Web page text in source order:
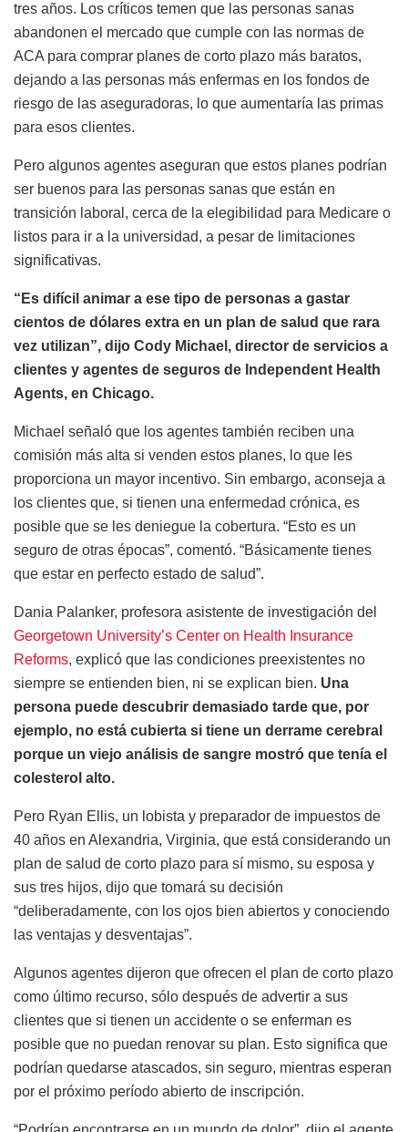
tres años. Los críticos temen que las personas sanas
abandonen el mercado que cumple con las normas de
ACA para comprar planes de corto plazo más baratos,
dejando a las personas más enfermas en los fondos de
riesgo de las aseguradoras, lo que aumentaría las primas
para esos clientes.
Pero algunos agentes aseguran que estos planes podrían
ser buenos para las personas sanas que están en
transición laboral, cerca de la elegibilidad para Medicare o
listos para ir a la universidad, a pesar de limitaciones
significativas.
“Es difícil animar a ese tipo de personas a gastar
cientos de dólares extra en un plan de salud que rara
vez utilizan”, dijo Cody Michael, director de servicios a
clientes y agentes de seguros de Independent Health
Agents, en Chicago.
Michael señaló que los agentes también reciben una
comisión más alta si venden estos planes, lo que les
proporciona un mayor incentivo. Sin embargo, aconseja a
los clientes que, si tienen una enfermedad crónica, es
posible que se les deniegue la cobertura. “Esto es un
seguro de otras épocas”, comentó. “Básicamente tienes
que estar en perfecto estado de salud”.
Dania Palanker, profesora asistente de investigación del
Georgetown University’s Center on Health Insurance
Reforms, explicó que las condiciones preexistentes no
siempre se entienden bien, ni se explican bien. Una
persona puede descubrir demasiado tarde que, por
ejemplo, no está cubierta si tiene un derrame cerebral
porque un viejo análisis de sangre mostró que tenía el
colesterol alto.
Pero Ryan Ellis, un lobista y preparador de impuestos de
40 años en Alexandria, Virginia, que está considerando un
plan de salud de corto plazo para sí mismo, su esposa y
sus tres hijos, dijo que tomará su decisión
“deliberadamente, con los ojos bien abiertos y conociendo
las ventajas y desventajas”.
Algunos agentes dijeron que ofrecen el plan de corto plazo
como último recurso, sólo después de advertir a sus
clientes que si tienen un accidente o se enferman es
posible que no puedan renovar su plan. Esto significa que
podrían quedarse atascados, sin seguro, mientras esperan
por el próximo período abierto de inscripción.